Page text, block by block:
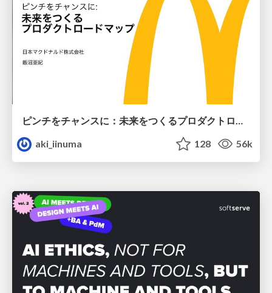
ピンチをチャンスに：未来をつくるプロダクトロードマップ #pmconf2020
aki_iinuma
128 56k